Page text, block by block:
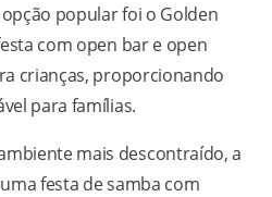
popular foi o Golden
com open bar e open
crianças, proporcionando
para famílias.
mais descontraído, a
festa de samba com